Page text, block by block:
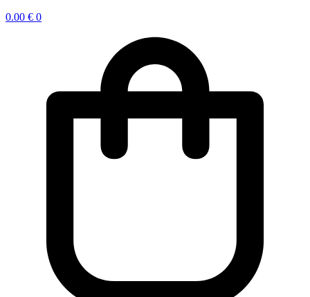
0.00 € 0